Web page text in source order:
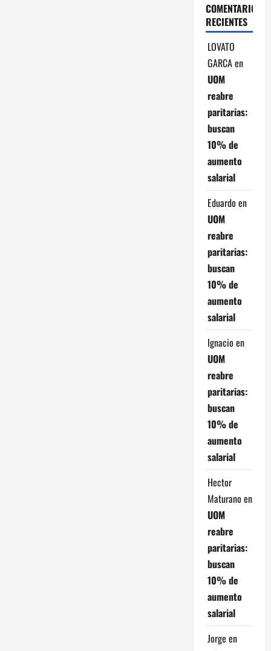
COMENTARIOS
RECIENTES
LOVATO
GARCAen
UOM
reabre
paritarias:
buscan
10% de
aumento
salarial
Eduardo en
UOM
reabre
paritarias:
buscan
10% de
aumento
salarial
Ignacio en
UOM
reabre
paritarias:
buscan
10% de
aumento
salarial
Hector
Maturano en
UOM
reabre
paritarias:
buscan
10% de
aumento
salarial
Jorge en